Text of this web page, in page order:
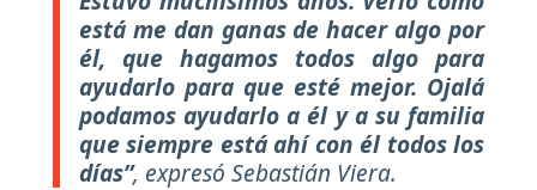
está me dan ganas de hacer algo por
él, que hagamos todos algo para
ayudarlo para que esté mejor. Ojalá
podamos ayudarlo a él y a su familia
que siempre está ahí con él todos los
días”, expresó Sebastián Viera.